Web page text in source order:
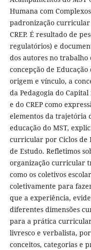
Humana com
padronização curricular
CREP. É resultado de
regulatórios) e
dos autores no trabalho
concepção de
origem e vínculo, a
da Pedagogia do
e do CREP como
elementos da trajetória
educação do MST,
curricular por Ciclos de
de Estudo. Refletimos
organização curricular
como os coletivos
coletivamente para
que a experiência,
diferentes dimensões
para a prática
livresco e verbalista,
conceitos, categorias e